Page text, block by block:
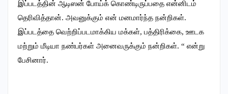
இப்படத்தின் ஆடிஸன் போய்க் கொண்டிருப்பதை என்னிடம்
தெரிவித்தான். அவனுக்கும் என் மனமார்ந்த நன்றிகள்.
இப்படத்தை வெற்றிப்படமாக்கிய மக்கள், பத்திரிக்கை, ஊடக
மற்றும் மீடியா நண்பர்கள் அனைவருக்கும் நன்றிகள். “ என்று
பேசினார்.